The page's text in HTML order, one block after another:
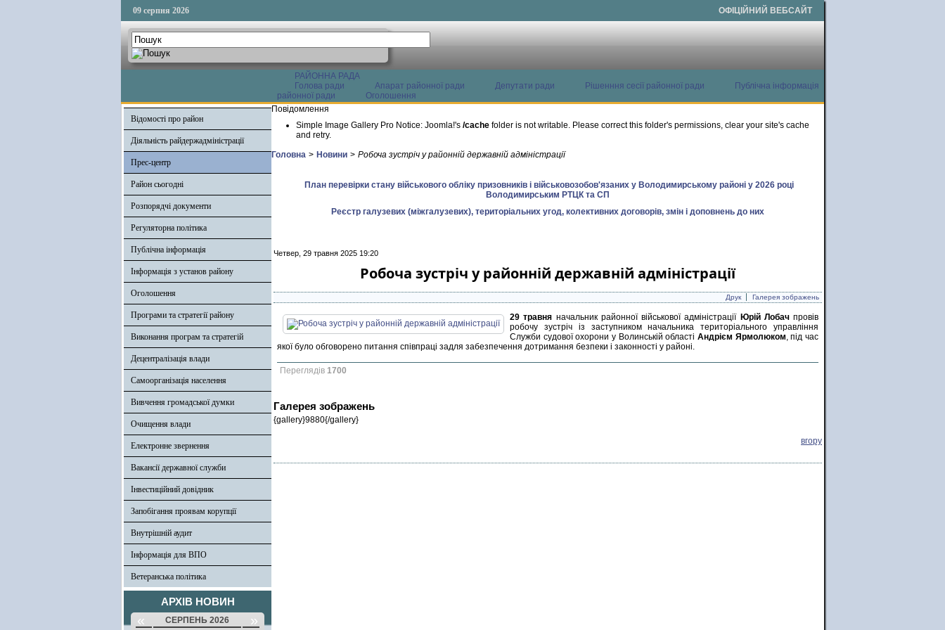
09 серпня 2026 ОФІЦІЙНИЙ ВЕБСАЙТ
РАЙОННА РАДА
Голова ради
Апарат районної ради Депутати ради Рішенння сесії районної ради
Публічна інформація
районної ради
Оголошення
Відомості про район
Діяльність райдержадміністрації
Прес-центр
Район сьогодні
Розпорядчі документи
Регуляторна політика
Публічна інформація
Інформація з установ району
Оголошення
Програми та стратегії району
Виконання програм та стратегій
Децентралізація влади
Самоорганізація населення
Вивчення громадської думки
Очищення влади
Електронне звернення
Вакансії державної служби
Інвестиційний довідник
Запобігання проявам корупції
Внутрішній аудит
Інформація для ВПО
Ветеранська політика
АРХІВ НОВИН
« СЕРПЕНЬ 2026 »
Повідомлення
Simple Image Gallery Pro Notice: Joomla!'s /cache folder is not writable. Please correct this folder's permissions, clear your site's cache
and retry.
Головна > Новини > Робоча зустріч у районній державній адміністрації
План перевірки стану військового обліку призовників і військовозобов'язаних у Володимирському районі у 2026 році
Володимирським РТЦК та СП
Реєстр галузевих (міжгалузевих), територіальних угод, колективних договорів, змін і доповнень до них
Четвер, 29 травня 2025 19:20
Робоча зустріч у районній державній адміністрації
Друк Галерея зображень
29 травня начальник районної військової адміністрації Юрій Лобачпровів
робочу зустріч із заступником начальника територіального управління
Служби судової охорони у Волинській області Андрієм Ярмолюком, під час
якої було обговорено питання співпраці задля забезпечення дотримання безпеки і законності у районі.
Переглядів 1700
Галерея зображень
{gallery}9880{/gallery}
вгору